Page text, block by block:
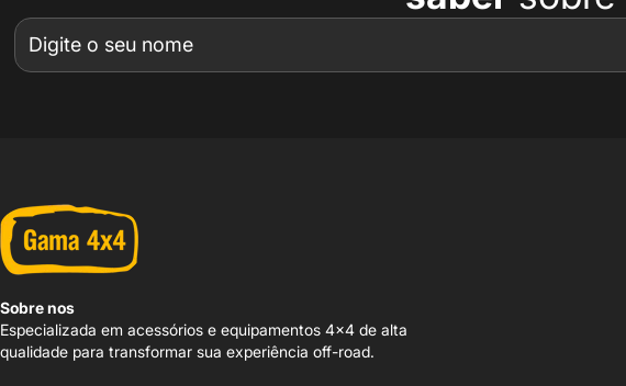
Sobre nos
Especializada em acessórios e equipamentos 4x4 de alta
qualidade para transformar sua experiência off-road.